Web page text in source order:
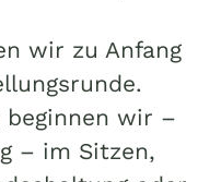
wir zu Anfang
wir –
– im Sitzen,